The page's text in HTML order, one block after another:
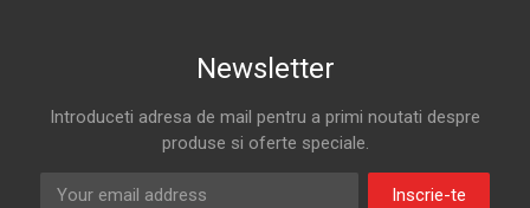
Newsletter
Introduceti adresa de mail pentru a primi noutati despre
produse si oferte speciale.
Inscrie-te